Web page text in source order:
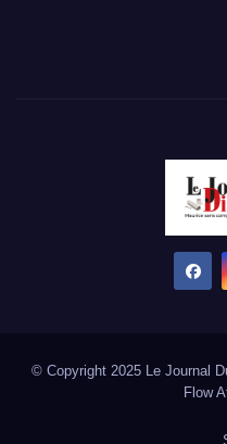
© Copyright 2025 Le Journal
Flow